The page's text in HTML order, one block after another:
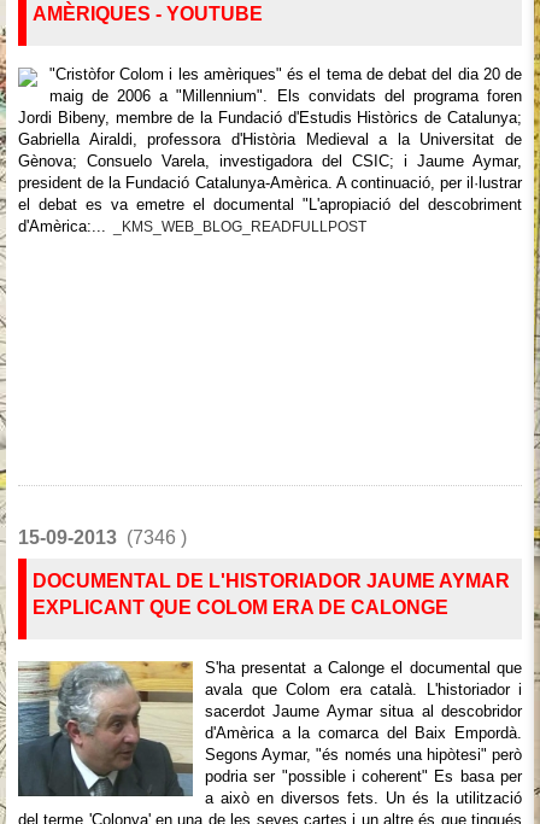
AMÈRIQUES - YOUTUBE
"Cristòfor Colom i les amèriques" és el tema de debat del dia 20 de
maig de 2006 a "Millennium". Els convidats del programa foren
Jordi Bibeny, membre de la Fundació d'Estudis Històrics de Catalunya;
Gabriella Airaldi, professora d'Història Medieval a la Universitat de
Gènova; Consuelo Varela, investigadora del CSIC; i Jaume Aymar,
president de la Fundació Catalunya-Amèrica. A continuació, per il·lustrar
el debat es va emetre el documental "L'apropiació del descobriment
d'Amèrica:...
_KMS_WEB_BLOG_READFULLPOST
15-09-2013 (7346 )
DOCUMENTAL DE L'HISTORIADOR JAUME AYMAR
EXPLICANT QUE COLOM ERA DE CALONGE
S'ha presentat a Calonge el documental que
avala que Colom era català. L'historiador i
sacerdot Jaume Aymar situa al descobridor
d'Amèrica a la comarca del Baix Empordà.
Segons Aymar, "és només una hipòtesi" però
podria ser "possible i coherent" Es basa per
a això en diversos fets. Un és la utilització
del terme 'Colonya' en una de les seves cartes i un altre és que tingués